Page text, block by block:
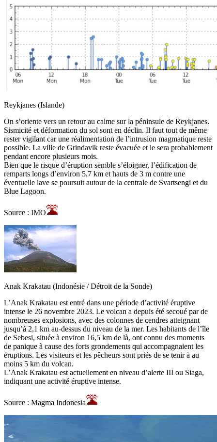
Reykjanes (Islande)
On s’oriente vers un retour au calme sur la péninsule de Reykjanes.
Sismicité et déformation du sol sont en déclin. Il faut tout de même
rester vigilant car une réalimentation de l’intrusion magmatique reste
possible. La ville de Grindavik reste évacuée et le sera probablement
pendant encore plusieurs mois.
Bien que le risque d’éruption semble s’éloigner, l’édification de
remparts longs d’environ 5,7 km et hauts de 3 m contre une
éventuelle lave se poursuit autour de la centrale de Svartsengi et du
Blue Lagoon.
Source : IMO
Anak Krakatau (Indonésie / Détroit de la Sonde)
L’Anak Krakatau est entré dans une période d’activité éruptive
intense le 26 novembre 2023. Le volcan a depuis été secoué par de
nombreuses explosions, avec des colonnes de cendres atteignant
jusqu’à 2,1 km au-dessus du niveau de la mer. Les habitants de l’île
de Sebesi, située à environ 16,5 km de là, ont connu des moments
de panique à cause des forts grondements qui accompagnaient les
éruptions. Les visiteurs et les pêcheurs sont priés de se tenir à au
moins 5 km du volcan.
L’Anak Krakatau est actuellement en niveau d’alerte III ou Siaga,
indiquant une activité éruptive intense.
Source : Magma Indonesia